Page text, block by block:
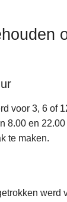
voor 3, 6 of
8.00 en
te maken.
werd